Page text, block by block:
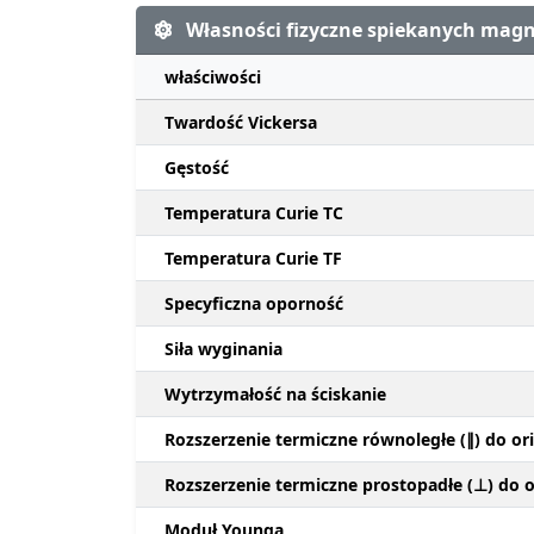
Własności fizyczne spiekanych
właściwości
Twardość Vickersa
Gęstość
Temperatura Curie TC
Temperatura Curie TF
Specyficzna oporność
Siła wyginania
Wytrzymałość na ściskanie
Rozszerzenie termiczne równoległe (∥) do
Rozszerzenie termiczne prostopadłe (⊥) do